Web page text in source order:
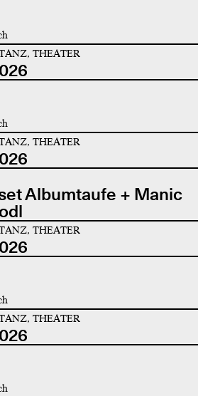
THEATER
THEATER
Albumtaufe + Manic
THEATER
THEATER